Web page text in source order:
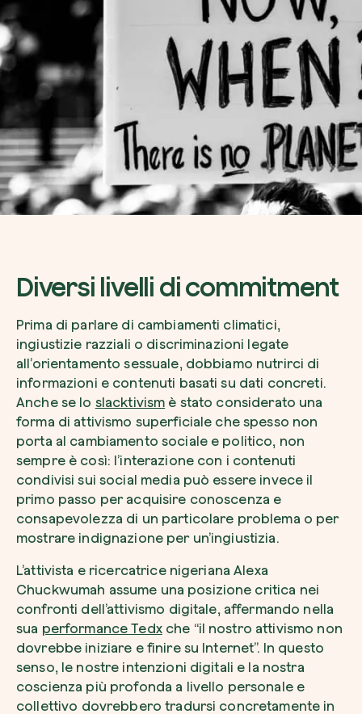
Diversi livelli di commitment
Prima di parlare di cambiamenti climatici,
ingiustizie razziali o discriminazioni legate
all’orientamento sessuale, dobbiamo nutrirci di
informazioni e contenuti basati su dati concreti.
Anche se lo slacktivism è stato considerato una
forma di attivismo superficiale che spesso non
porta al cambiamento sociale e politico, non
sempre è così: l’interazione con i contenuti
condivisi sui social media può essere invece il
primo passo per acquisire conoscenza e
consapevolezza di un particolare problema o per
mostrare indignazione per un’ingiustizia.
L’attivista e ricercatrice nigeriana Alexa
Chuckwumah assume una posizione critica nei
confronti dell’attivismo digitale, affermando nella
sua performance Tedxche “il nostro attivismo non
dovrebbe iniziare e finire su Internet”. In questo
senso, le nostre intenzioni digitali e la nostra
coscienza più profonda a livello personale e
collettivo dovrebbero tradursi concretamente in